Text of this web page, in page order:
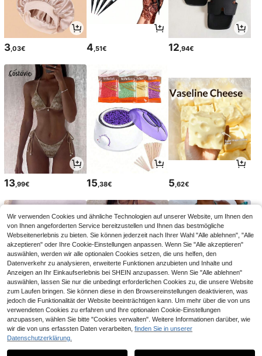
1
3 ,03€ 4 ,51€ 12 ,94€
13,99€ 15,38€ 5,62€
21,86€ 22,06€ 14,99€ 12,84€
Wir verwenden Cookies und ähnliche Technologien auf unserer Website, um Ihnen den
von Ihnen angeforderten Service bereitzustellen und Ihnen das bestmögliche
Webseitenerlebnis zu bieten. Sie können jederzeit nach Ihrer Wahl "Alle ablehnen", "Alle
akzeptieren" oder Ihre Cookie-Einstellungen anpassen. Wenn Sie "Alle akzeptieren"
auswählen, werden wir alle optionalen Cookies setzen, die uns helfen, den
Datenverkehr zu analysieren, erweiterte Funktionen anzubieten und Inhalte und
Anzeigen an Ihr Einkaufserlebnis bei SHEIN anzupassen. Wenn Sie "Alle ablehnen"
auswählen, lassen Sie nur die unbedingt erforderlichen Cookies zu, die unsere Website
zum Laufen bringen. Sie können diese in den Browsereinstellungen deaktivieren, was
jedoch die Funktionalität der Website beeinträchtigen kann. Um mehr über die von uns
verwendeten Cookies zu erfahren und Ihre optionalen Cookie-Einstellungen
anzupassen, wählen Sie bitte "Cookies verwalten". Weitere Informationen darüber, wie
wir die von uns erfassten Daten verarbeiten, finden Sie in unserer
Datenschutzerklärung.